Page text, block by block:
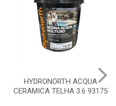
HYDRONORTH ACQUA
CERAMICA TELHA 3.6 93175